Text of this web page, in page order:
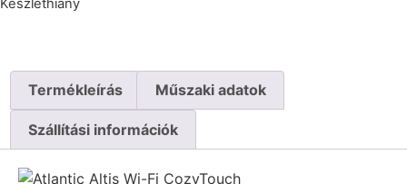
Készlethiány
Termékleírás Műszaki adatok
Szállítási információk